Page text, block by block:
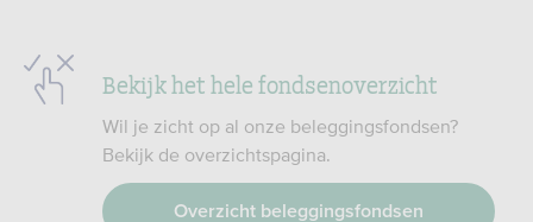
Bekijk het hele fondsenoverzicht
Wil je zicht op al onze beleggingsfondsen?
Bekijk de overzichtspagina.
Overzicht beleggingsfondsen